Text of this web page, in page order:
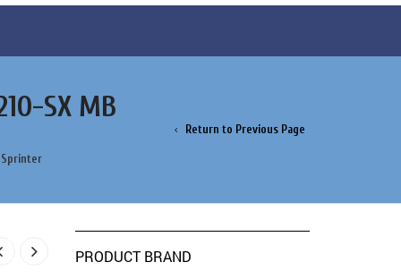
SX MB
Sprinter
Return to Previous Page
PRODUCT BRAND